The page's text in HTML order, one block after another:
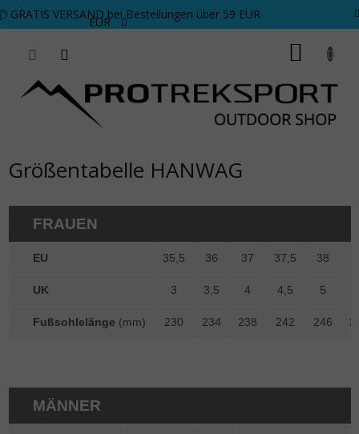
Zum Inhalt springen
GRATIS VERSAND bei Bestellungen über 59 EUR
EUR
Größentabelle HANWAG
FRAUEN
EU 35,5 36 37 37,5 38
UK 3 3,5 4 4,5 5
Fußsohlelänge (mm) 230 234 238 242 246
MÄNNER